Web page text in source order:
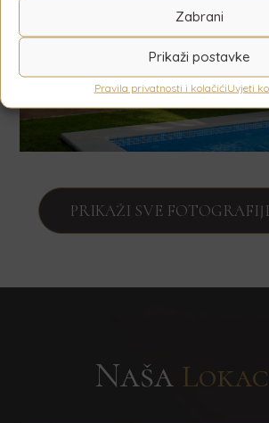
Zabrani
Prikaži postavke
Pravila privatnosti i kolačićiUvjeti
PRIKAŽI SVE
Naša